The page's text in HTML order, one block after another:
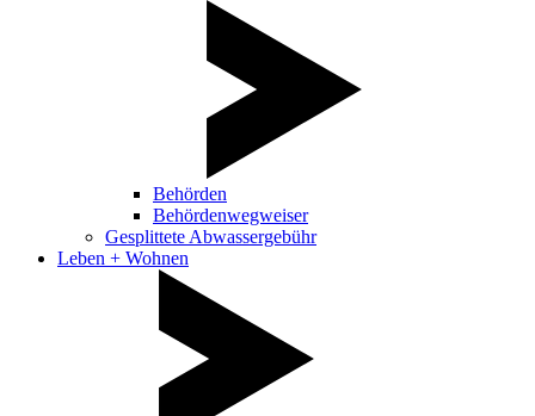
Behörden
Behördenwegweiser
Gesplittete Abwassergebühr
Leben + Wohnen